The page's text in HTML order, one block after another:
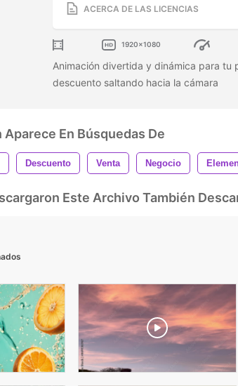
ACERCA DE LAS LICENCIAS
1920x1080
Animación divertida y dinámica para tu
descuento saltando hacia la cámara
En Búsquedas De
Descuento Venta Negocio
Este Archivo También